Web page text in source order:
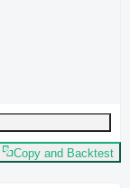
Copy and Backtest